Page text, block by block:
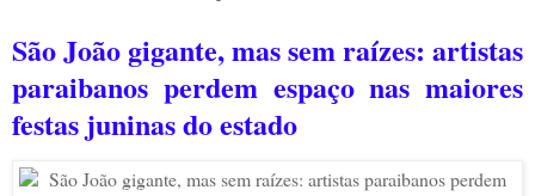
São João gigante, mas sem raízes: artistas
paraibanos perdem espaço nas maiores
festas juninas do estado